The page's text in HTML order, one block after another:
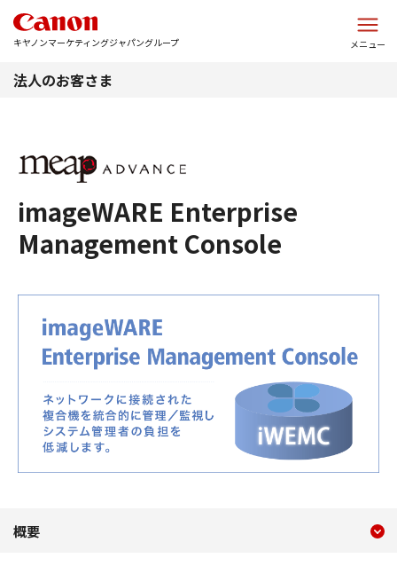
キヤノンマーケティングジャパングループ メニュー
法人のお客さま
imageWARE Enterprise
Management Console
imageWARE Enterprise
現在のコンテンツ
概要